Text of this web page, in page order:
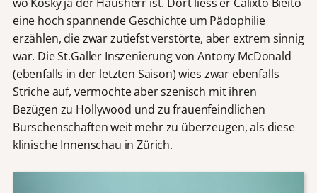
eine hoch spannende Geschichte um Pädophilie
erzählen, die zwar zutiefst verstörte, aber extrem sinnig
war. Die St.Galler Inszenierung von Antony McDonald
(ebenfalls in der letzten Saison) wies zwar ebenfalls
Striche auf, vermochte aber szenisch mit ihren
Bezügen zu Hollywood und zu frauenfeindlichen
Burschenschaften weit mehr zu überzeugen, als diese
klinische Innenschau in Zürich.